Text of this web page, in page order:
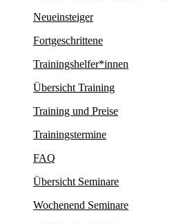
Neueinsteiger
Fortgeschrittene
Trainingshelfer*innen
Übersicht Training
Training und Preise
Trainingstermine
FAQ
Übersicht Seminare
Wochenend Seminare